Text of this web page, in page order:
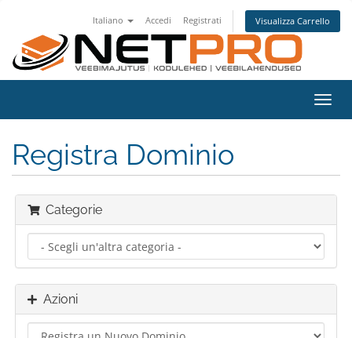
Italiano Accedi Registrati Visualizza Carrello
Attiva
Registra Dominio
Categorie
Azioni